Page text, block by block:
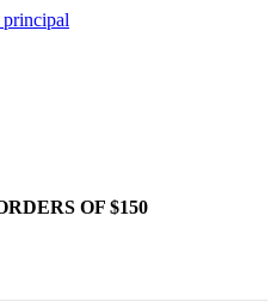
OF $150